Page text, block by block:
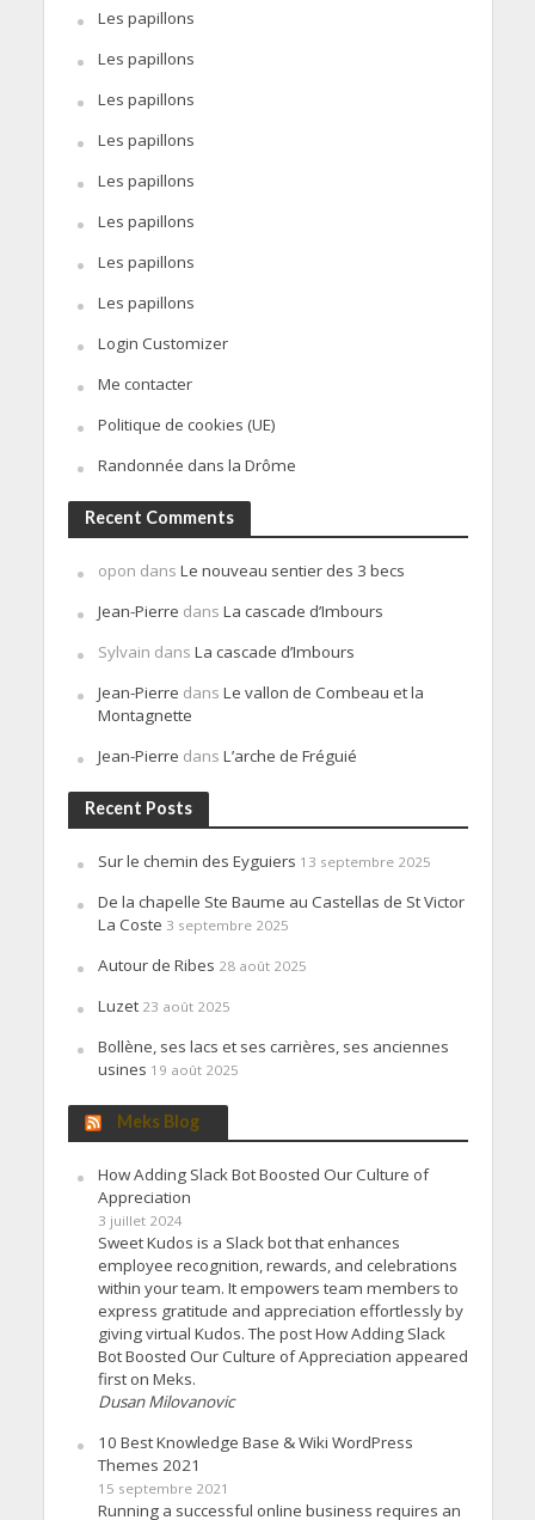
Les papillons
Les papillons
Les papillons
Les papillons
Les papillons
Les papillons
Les papillons
Les papillons
Login Customizer
Me contacter
Politique de cookies (UE)
Randonnée dans la Drôme
Recent Comments
opon dans Le nouveau sentier des 3 becs
Jean-Pierre dans La cascade d’Imbours
Sylvain dans La cascade d’Imbours
Jean-Pierre dans Le vallon de Combeau et la
Montagnette
Jean-Pierre dans L’arche de Fréguié
Recent Posts
Sur le chemin des Eyguiers 13 septembre 2025
De la chapelle Ste Baume au Castellas de St Victor
La Coste 3 septembre 2025
Autour de Ribes 28 août 2025
Luzet 23 août 2025
Bollène, ses lacs et ses carrières, ses anciennes
usines 19 août 2025
Meks Blog
How Adding Slack Bot Boosted Our Culture of
Appreciation
3 juillet 2024
Sweet Kudos is a Slack bot that enhances
employee recognition, rewards, and celebrations
within your team. It empowers team members to
express gratitude and appreciation effortlessly by
giving virtual Kudos. The post How Adding Slack
Bot Boosted Our Culture of Appreciation appeared
first on Meks.
Dusan Milovanovic
10 Best Knowledge Base & Wiki WordPress
Themes 2021
15 septembre 2021
Running a successful online business requires an